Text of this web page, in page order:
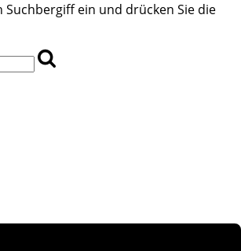
Suchbergiff ein und drücken Sie die